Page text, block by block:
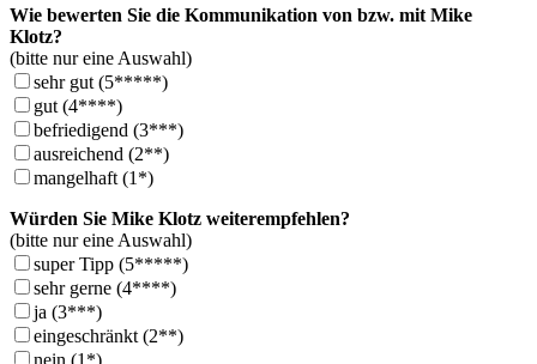
Wie bewerten Sie die Kommunikation von bzw. mit Mike
Klotz?
(bitte nur eine Auswahl)
sehr gut (5*****)
gut (4****)
befriedigend (3***)
ausreichend (2**)
mangelhaft (1*)
Würden Sie Mike Klotz weiterempfehlen?
(bitte nur eine Auswahl)
super Tipp (5*****)
sehr gerne (4****)
ja (3***)
eingeschränkt (2**)